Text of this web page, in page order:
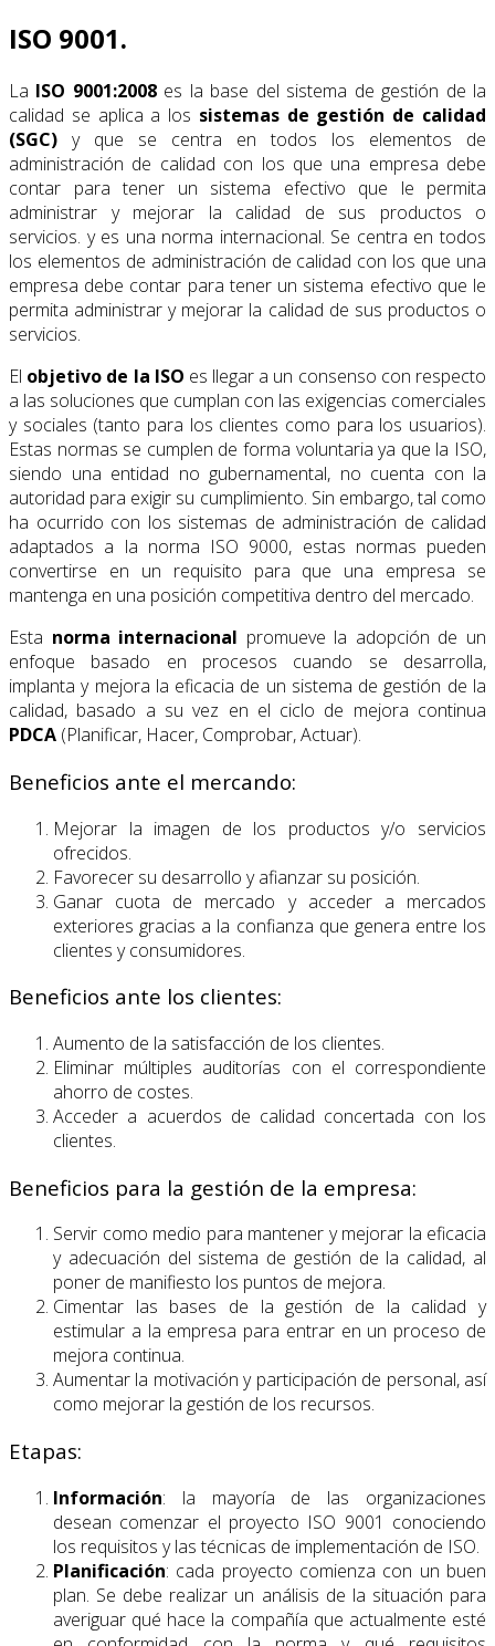
ISO 9001.
La ISO 9001:2008es la base del sistema de gestión de la
calidad se aplica a los sistemas de gestión de calidad
(SGC) y que se centra en todos los elementos de
administración de calidad con los que una empresa debe
contar para tener un sistema efectivo que le permita
administrar y mejorar la calidad de sus productos o
servicios. y es una norma internacional. Se centra en todos
los elementos de administración de calidad con los que una
empresa debe contar para tener un sistema efectivo que le
permita administrar y mejorar la calidad de sus productos o
servicios.
El objetivo de la ISO es llegar a un consenso con respecto
a las soluciones que cumplan con las exigencias comerciales
y sociales (tanto para los clientes como para los usuarios).
Estas normas se cumplen de forma voluntaria ya que la ISO,
siendo una entidad no gubernamental, no cuenta con la
autoridad para exigir su cumplimiento. Sin embargo, tal como
ha ocurrido con los sistemas de administración de calidad
adaptados a la norma ISO 9000, estas normas pueden
convertirse en un requisito para que una empresa se
mantenga en una posición competitiva dentro del mercado.
Esta norma internacional promueve la adopción de un
enfoque basado en procesos cuando se desarrolla,
implanta y mejora la eficacia de un sistema de gestión de la
calidad, basado a su vez en el ciclo de mejora continua
PDCA (Planificar, Hacer, Comprobar, Actuar).
Beneficios ante el mercando:
Mejorar la imagen de los productos y/o servicios
ofrecidos.
Favorecer su desarrollo y afianzar su posición.
Ganar cuota de mercado y acceder a mercados
exteriores gracias a la confianza que genera entre los
clientes y consumidores.
Beneficios ante los clientes:
Aumento de la satisfacción de los clientes.
Eliminar múltiples auditorías con el correspondiente
ahorro de costes.
Acceder a acuerdos de calidad concertada con los
clientes.
Beneficios para la gestión de la empresa:
Servir como medio para mantener y mejorar la eficacia
y adecuación del sistema de gestión de la calidad, al
poner de manifiesto los puntos de mejora.
Cimentar las bases de la gestión de la calidad y
estimular a la empresa para entrar en un proceso de
mejora continua.
Aumentar la motivación y participación de personal, así
como mejorar la gestión de los recursos.
Etapas:
Información: la mayoría de las organizaciones
desean comenzar el proyecto ISO 9001 conociendo
los requisitos y las técnicas de implementación de ISO.
Planificación: cada proyecto comienza con un buen
plan. Se debe realizar un análisis de la situación para
averiguar qué hace la compañía que actualmente esté